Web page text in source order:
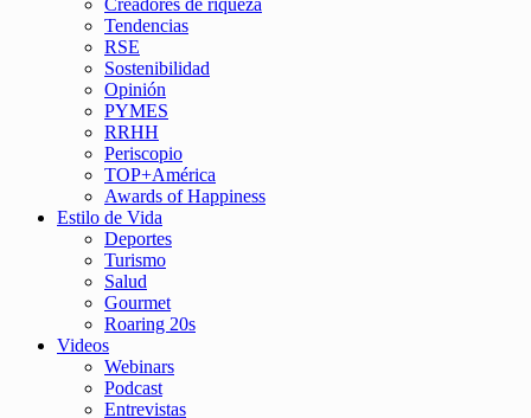
Creadores de riqueza
Tendencias
RSE
Sostenibilidad
Opinión
PYMES
RRHH
Periscopio
TOP+América
Awards of Happiness
Estilo de Vida
Deportes
Turismo
Salud
Gourmet
Roaring 20s
Videos
Webinars
Podcast
Entrevistas